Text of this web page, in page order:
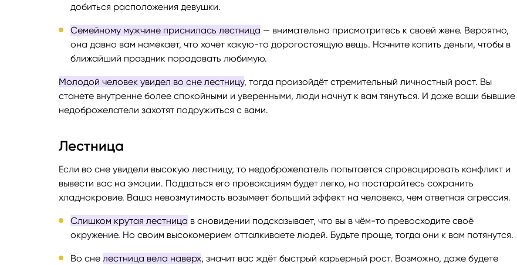
добиться расположения девушки.
Семейному мужчине приснилась лестница — внимательно присмотритесь к своей жене. Вероятно,
она давно вам намекает, что хочет какую-то дорогостоящую вещь. Начните копить деньги, чтобы в
ближайший праздник порадовать любимую.
Молодой человек увидел во сне лестницу, тогда произойдёт стремительный личностный рост. Вы
станете внутренне более спокойными и уверенными, люди начнут к вам тянуться. И даже ваши бывшие
недоброжелатели захотят подружиться с вами.
Лестница
Если во сне увидели высокую лестницу, то недоброжелатель попытается спровоцировать конфликт и
вывести вас на эмоции. Поддаться его провокациям будет легко, но постарайтесь сохранить
хладнокровие. Ваша невозмутимость возымеет больший эффект на человека, чем ответная агрессия.
Слишком крутая лестница в сновидении подсказывает, что вы в чём-то превосходите своё
окружение. Но своим высокомерием отталкиваете людей. Будьте проще, тогда они к вам потянутся.
Во сне лестница вела наверх, значит вас ждёт быстрый карьерный рост. Возможно, даже будете